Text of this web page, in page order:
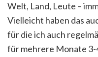
Welt, Land, Leute –
Vielleicht haben das
für die ich auch
für mehrere Monate 3-